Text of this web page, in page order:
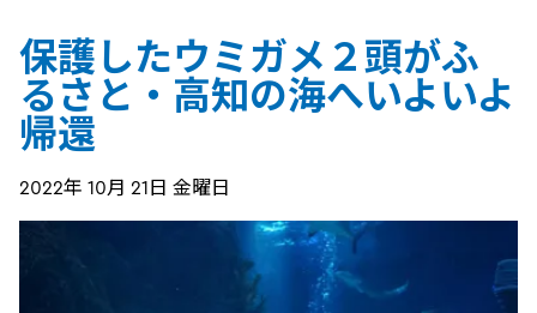
保護したウミガメ２頭がふ
るさと・高知の海へいよいよ
帰還
2022年 10月 21日 金曜日